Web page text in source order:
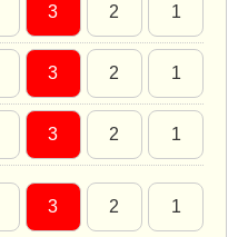
3 2 1
3 2 1
3 2 1
3 2 1